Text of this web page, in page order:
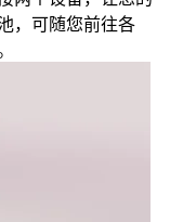
，可随您前往各